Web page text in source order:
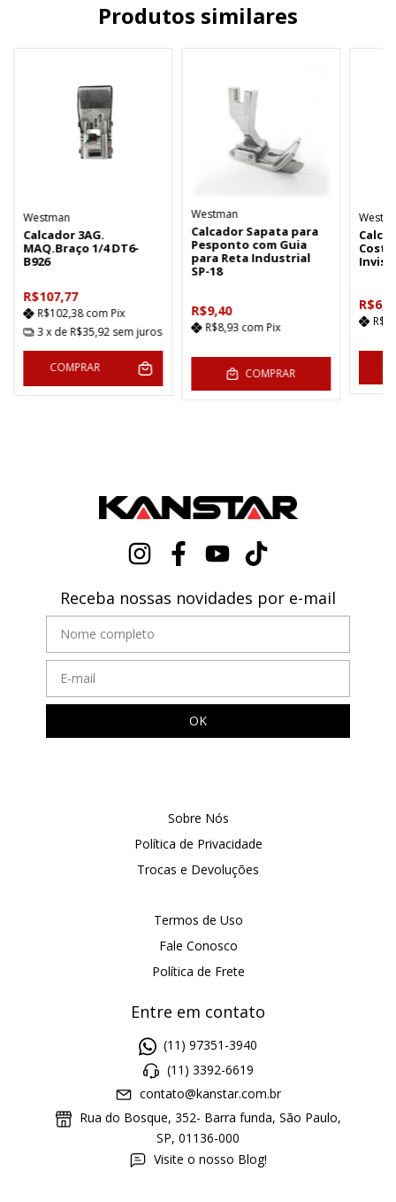
Produtos similares
Westman
Calcador 3AG.
MAQ.Braço 1/4 DT6-
B926
R$107,77
R$102,38com Pix
3x de R$35,92 sem juros
COMPRAR
Westman
Calcador Sapata para
Pesponto com Guia
para Reta Industrial
SP-18
R$9,40
R$8,93 com Pix
COMPRAR
Receba nossas novidades por e-mail
Sobre Nós
Política de Privacidade
Trocas e Devoluções
Termos de Uso
Fale Conosco
Política de Frete
Entre em contato
(11) 97351-3940
(11) 3392-6619
contato@kanstar.com.br
Rua do Bosque, 352- Barra funda, São Paulo,
SP, 01136-000
Visite o nosso Blog!